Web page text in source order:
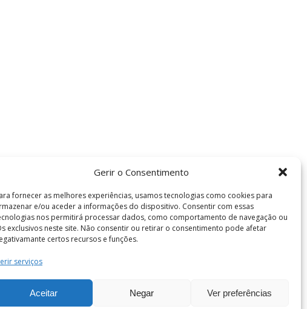
Gerir o Consentimento
fornecer as melhores experiências, usamos tecnologias como cookies para
e/ou aceder a informações do dispositivo. Consentir com essas
nos permitirá processar dados, como comportamento de navegação ou
exclusivos neste site. Não consentir ou retirar o consentimento pode afetar
certos recursos e funções.
serviços
Aceitar Negar Ver preferências
de Coimbra . Todos os direitos reservados.